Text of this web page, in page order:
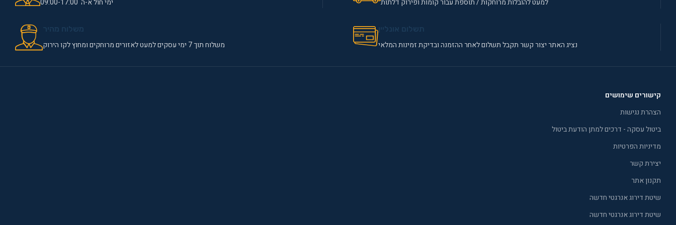
למעט להובלות מרוחקות / תוספת עבור קומות ופירוק דלתות ימי חול א-ה 09:00-17:00
נציג האתר יצור קשר תקבל תשלום לאחר ההזמנה ובדיקת זמינות המלאי משלוח תוך 7 ימי עסקים למעט לאזורים מרוחקים ומחוץ לקו הירוק
קישורים שימושים
הצהרת נגישות
ביטול עסקה - דרכים למתן הודעת ביטול
מדיניות הפרטיות
יצירת קשר
תקנון אתר
שיטת דירוג אנרגטי חדשה
שיטת דירוג אנרגטי חדשה